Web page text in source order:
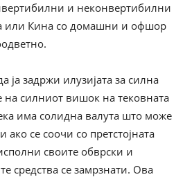
и неконвертибилни
или Кина со домашни и офшор
ја задржи илузијата за силна
на силниот вишок на тековната
има солидна валута што може
се соочи со претстојната
своите обврски и
средства се замрзнати. Ова